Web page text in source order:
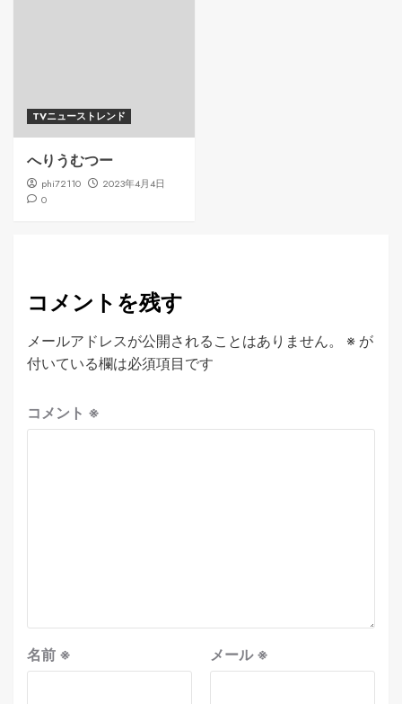
TVニューストレンド
へりうむつー
phi72110
2023年4月4日
0
コメントを残す
メールアドレスが公開されることはありません。 ※ が
付いている欄は必須項目です
コメント ※
名前 ※ メール※